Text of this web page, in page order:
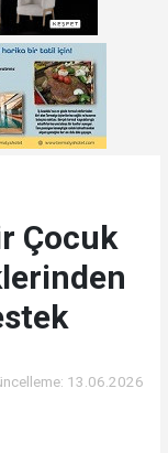
Çocuk
13.06.2026